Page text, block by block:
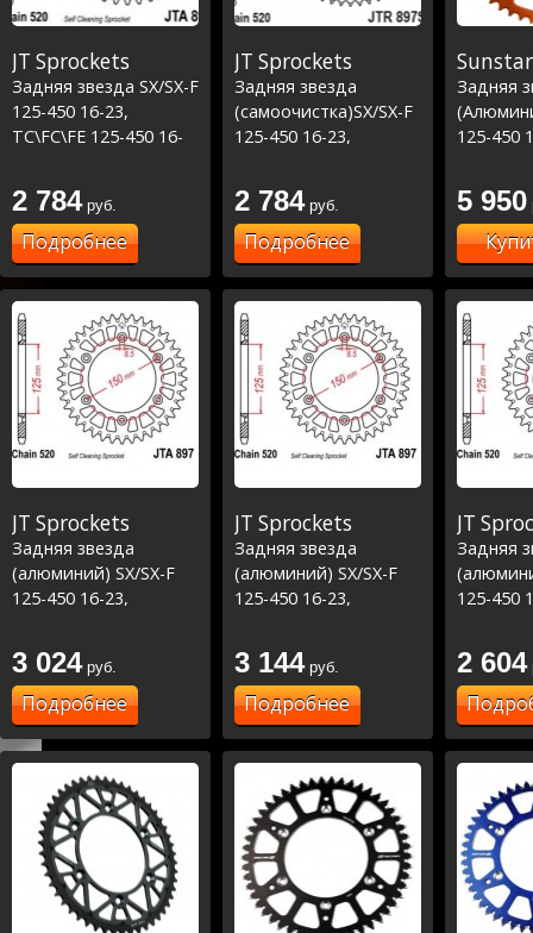
JT Sprockets
Задняя звезда SX/SX-F
125-450 16-23,
TC\FC\FE 125-450 16-
2 784руб.
Подробнее
JT Sprockets
Задняя звезда
(самоочистка)SX/SX-F
125-450 16-23,
23
2 784руб.
Подробнее
Sunstar
Задняя
125-450
19 -
5 950
JT Sprockets
Задняя звезда
(алюминий) SX/SX-F
125-450 16-23,
23 ,
MC/MCF/EC/ECF/EX
125-450 21-23 Синий
3 024руб.
Подробнее
JT Sprockets
Задняя звезда
(алюминий) SX/SX-F
125-450 16-23,
23 ,
MC/MCF/EC/ECF/EX
125-450 21-23
Красный
3 144руб.
Подробнее
JT
Задняя
125-450
23 ,
MC/MCF/
125-450
2 604